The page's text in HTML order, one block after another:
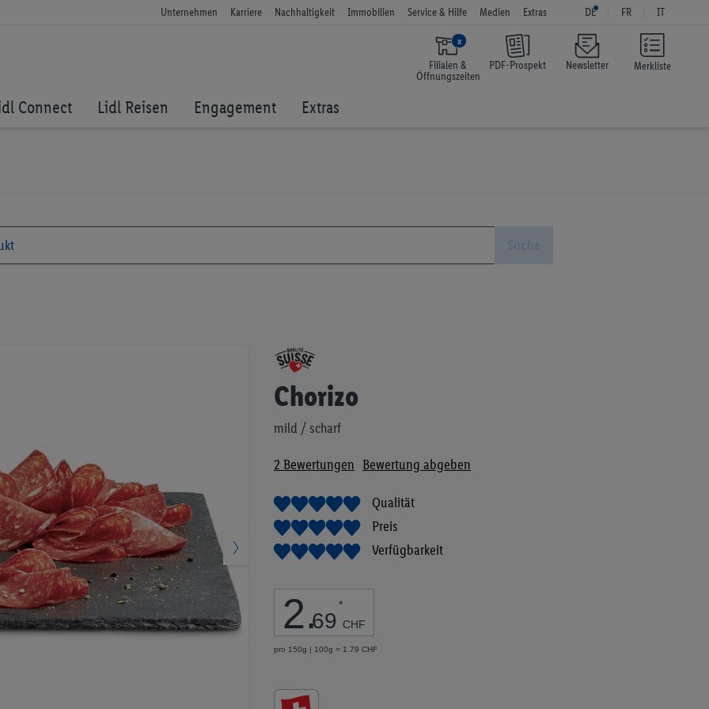
Merkliste
Unternehmen Karriere Nachhaltigkeit Immobilien Service & Hilfe Medien Extras DE FR IT
x
Filialen &
Öffnungszeiten
PDF-Prospekt Newsletter
Connect Lidl Reisen Engagement Extras
Chorizo
mild / scharf
2 Bewertungen Bewertung abgeben
Qualität
Preis
Verfügbarkeit
2.69
*
CHF
pro 150g | 100g = 1.79 CHF
Anfang
Bildgalerie
springen